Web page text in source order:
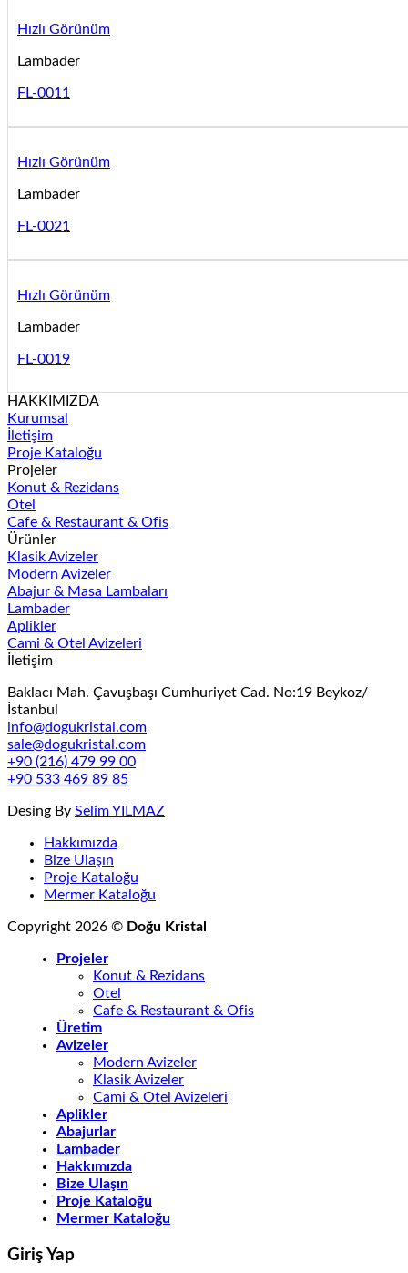
Hızlı Görünüm
Lambader
FL-0011
Hızlı Görünüm
Lambader
FL-0021
Hızlı Görünüm
Lambader
FL-0019
HAKKIMIZDA
Kurumsal
İletişim
Proje Kataloğu
Projeler
Konut & Rezidans
Otel
Cafe & Restaurant & Ofis
Ürünler
Klasik Avizeler
Modern Avizeler
Abajur & Masa Lambaları
Lambader
Aplikler
Cami & Otel Avizeleri
İletişim
Baklacı Mah. Çavuşbaşı Cumhuriyet Cad. No:19 Beykoz/
İstanbul
info@dogukristal.com
sale@dogukristal.com
+90 (216) 479 99 00
+90 533 469 89 85
Desing By Selim YILMAZ
Hakkımızda
Bize Ulaşın
Proje Kataloğu
Mermer Kataloğu
Copyright 2026 © Doğu Kristal
Projeler
Konut & Rezidans
Otel
Cafe & Restaurant & Ofis
Üretim
Avizeler
Modern Avizeler
Klasik Avizeler
Cami & Otel Avizeleri
Aplikler
Abajurlar
Lambader
Hakkımızda
Bize Ulaşın
Proje Kataloğu
Mermer Kataloğu
Giriş Yap